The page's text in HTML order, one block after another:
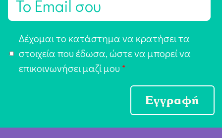
π
ή
Δέχομαι το κατάστημα να κρατήσει τα
στοιχεία που έδωσα, ώστε να μπορεί να
επικοινωνήσει μαζί μου *
Εγγραφή